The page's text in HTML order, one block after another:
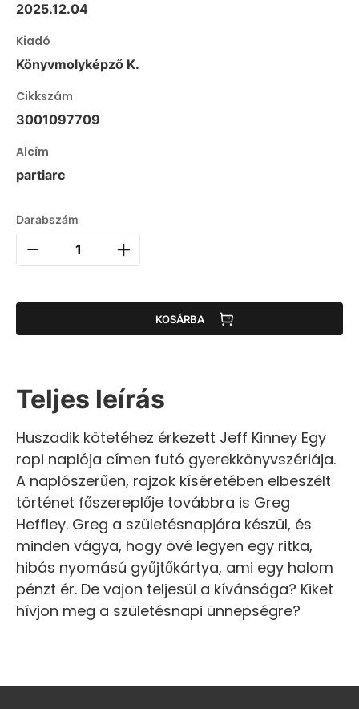
2025.12.04
Kiadó
Könyvmolyképző K.
Cikkszám
3001097709
Alcím
partiarc
Darabszám
KOSÁRBA
Teljes leírás
Huszadik kötetéhez érkezett Jeff Kinney Egy
ropi naplója címen futó gyerekkönyvszériája.
A naplószerűen, rajzok kíséretében elbeszélt
történet főszereplője továbbra is Greg
Heffley. Greg a születésnapjára készül, és
minden vágya, hogy övé legyen egy ritka,
hibás nyomású gyűjtőkártya, ami egy halom
pénzt ér. De vajon teljesül a kívánsága? Kiket
hívjon meg a születésnapi ünnepségre?